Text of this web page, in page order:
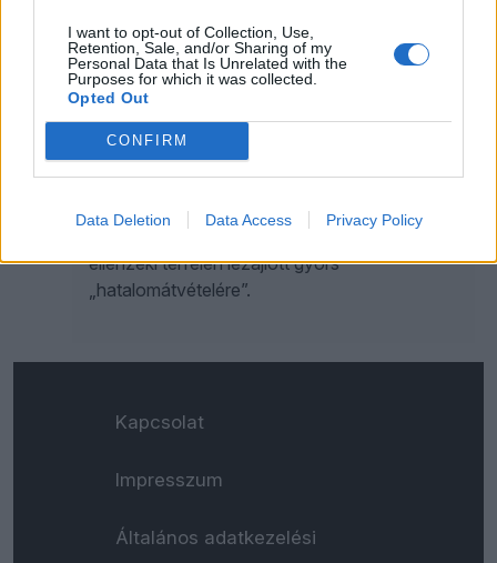
I want to opt-out of Collection, Use,
Retention, Sale, and/or Sharing of my
Personal Data that Is Unrelated with the
Purposes for which it was collected.
Opted Out
CONFIRM
Data Deletion Data Access Privacy Policy
Ezek már nem pártok, de lövészegyletek
még lehetnek
Nem indulunk, visszalépünk, a „haza
érdekében” félreállunk. Ha belegondolunk, a
DK-n és az MKKP-n kívül szinte az összes,
még a 2022-es választásokon is együtt
induló ellenzéki párt így reagált a Tisza és
ellenzéki térfélen lezajlott gyors
„hatalomátvételére”.
Kapcsolat
Impresszum
Általános adatkezelési